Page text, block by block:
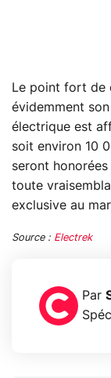
Le point fort de
évidemment
électrique est
soit environ 10
seront
toute
exclusive au
Source : Electrek
Par